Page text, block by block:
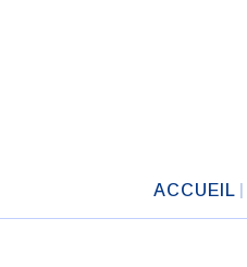
ACCUEIL